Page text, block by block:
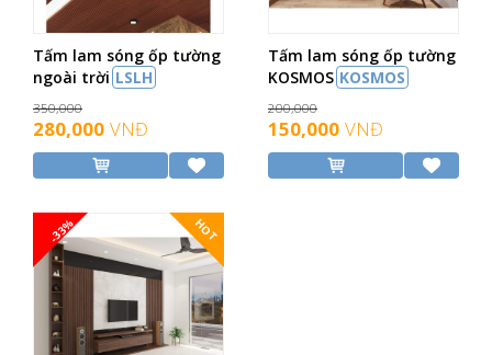
Tấm lam sóng ốp tường
ngoài trời LSLH
350,000
280,000 VNĐ
Tấm lam sóng ốp tường
KOSMOS KOSMOS
200,000
150,000 VNĐ
HOT
-33%